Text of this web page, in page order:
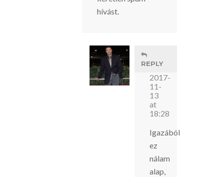
hívást.
Zsolt
2017-
11-
13
at
18:28
REPLY
Igazából
ez
nálam
alap,